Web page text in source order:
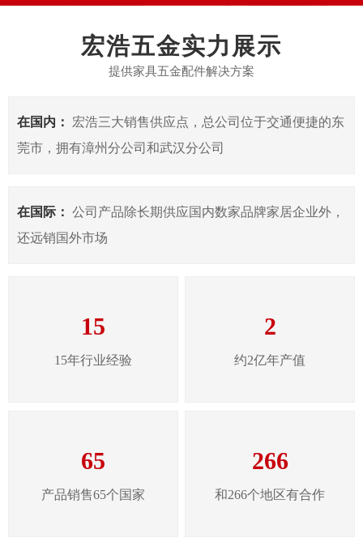
宏浩五金实力展示
提供家具五金配件解决方案
在国内：
宏浩三大销售供应点，总公司位于交通便捷的东
莞市，拥有漳州分公司和武汉分公司
在国际： 公司产品除长期供应国内数家品牌家居企业外，
还远销国外市场
15
15年行业经验
2
约2亿年产值
65
产品销售65个国家
266
和266个地区有合作